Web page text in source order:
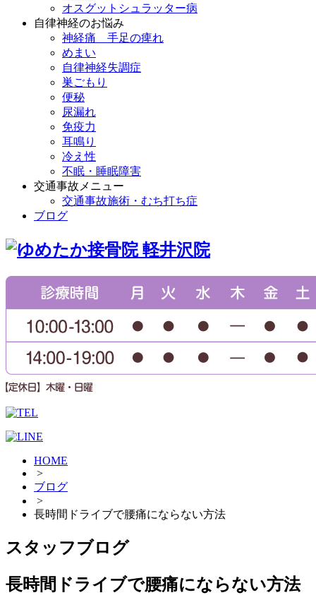
オスグットシュラッター病
自律神経のお悩み
神経痛 手足の痺れ
めまい
自律神経失調症
巣ごもり
便秘
尿漏れ
免疫力
耳鳴り
冷え性
不眠・睡眠障害
交通事故メニュー
交通事故施術・むち打ち症
ブログ
HOME
>
ブログ
>
長時間ドライブで腰痛にならない方法
スタッフブログ
長時間ドライブで腰痛にならない方法